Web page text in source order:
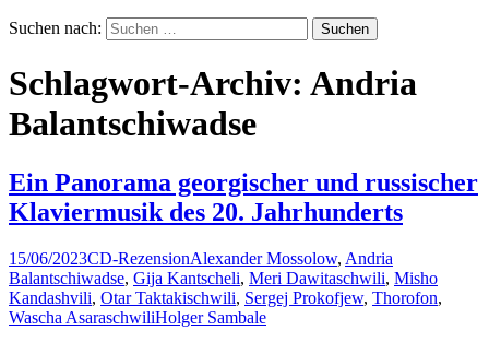
Suchen nach:
Schlagwort-Archiv: Andria
Balantschiwadse
Ein Panorama georgischer und russischer
Klaviermusik des 20. Jahrhunderts
15/06/2023CD-RezensionAlexander Mossolow, Andria
Balantschiwadse, Gija Kantscheli, Meri Dawitaschwili, Misho
Kandashvili, Otar Taktakischwili, Sergej Prokofjew, Thorofon,
Wascha AsaraschwiliHolger Sambale